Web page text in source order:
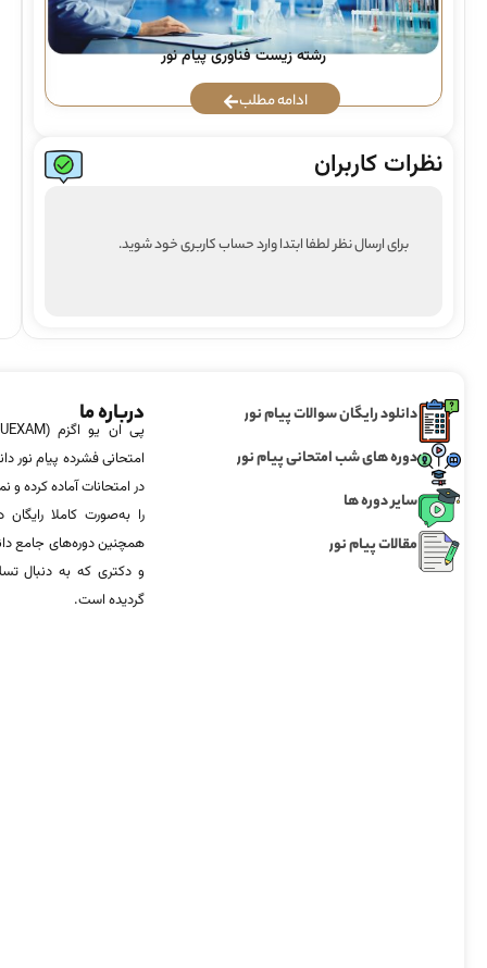
رشته زیست فناوری پیام نور
ادامه مطلب
نظرات کاربران
برای ارسال نظر لطفا ابتدا وارد حساب کاربری خود شوید.
دانلود رایگان سوالات پیام نور
دوره های شب امتحانی پیام نور
سایر دوره ها
مقالات پیام نور
درباره ما
امتحانی فشرده پیام نور
در امتحانات آماده‌ کرده
را به‌صورت کاملا
همچنین دوره‌های جامع
و دکتری که به دنبال
گردیده است.